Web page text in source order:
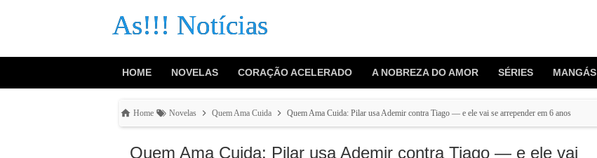
As!!! Notícias
HOME NOVELAS CORAÇÃO ACELERADO A NOBREZA DO AMOR SÉRIES MANGÁS
Home Novelas Quem Ama Cuida Quem Ama Cuida: Pilar usa Ademir contra Tiago — e ele vai se arrepender em 6 anos
Quem Ama Cuida: Pilar usa Ademir contra Tiago — e ele vai